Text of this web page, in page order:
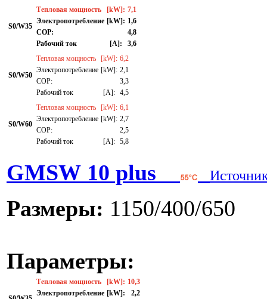
S0/W35
Тепловая мощность [kW]: 7,1
Электропотребление [kW]: 1,6
СОР:
4,8
Рабочий ток
[A]: 3,6
S0/W50
Тепловая мощность [kW]: 6,2
Электропотребление [kW]: 2,1
СОР:
3,3
Рабочий ток
[A]: 4,5
S0/W60
Тепловая мощность [kW]: 6,1
Электропотребление [kW]: 2,7
СОР:
2,5
Рабочий ток
[A]: 5,8
GMSW 10 plus
Размеры: 1150/400/650
Параметры:
Тепловая мощность [kW]: 10,3
Электропотребление [kW]:
2,2